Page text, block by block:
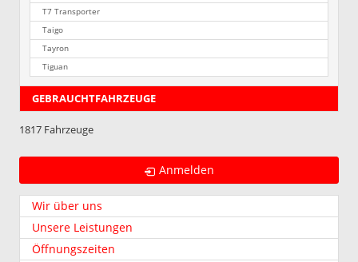
T7 Transporter
Taigo
Tayron
Tiguan
GEBRAUCHTFAHRZEUGE
1817 Fahrzeuge
Anmelden
Wir über uns
Unsere Leistungen
Öffnungszeiten